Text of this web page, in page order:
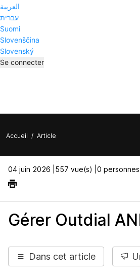
العربية
עברית
Suomi
Slovenščina
Slovenský
Se connecter
Accueil / Article
04 juin 2026 | 557 vue(s) | 0
Gérer Outdial
Dans cet article